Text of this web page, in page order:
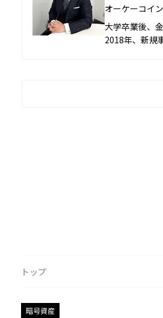
オーケーコイ
大学卒業後、
2018年、新規
トップ
暗号資産